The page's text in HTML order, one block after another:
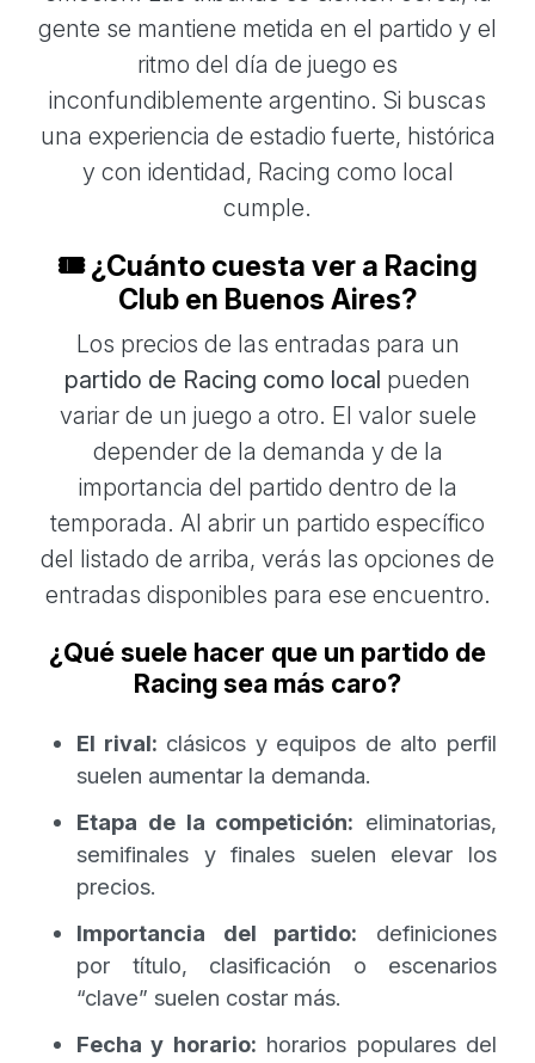
gente se mantiene metida en el partido y el
ritmo del día de juego es
inconfundiblemente argentino. Si buscas
una experiencia de estadio fuerte, histórica
y con identidad, Racing como local
cumple.
🎟️ ¿Cuánto cuesta ver a Racing
Club en Buenos Aires?
Los precios de las entradas para un
partido de Racing como local pueden
variar de un juego a otro. El valor suele
depender de la demanda y de la
importancia del partido dentro de la
temporada. Al abrir un partido específico
del listado de arriba, verás las opciones de
entradas disponibles para ese encuentro.
¿Qué suele hacer que un partido de
Racing sea más caro?
El rival: clásicos y equipos de alto perfil
suelen aumentar la demanda.
Etapa de la competición: eliminatorias,
semifinales y finales suelen elevar los
precios.
Importancia del partido: definiciones
por título, clasificación o escenarios
“clave” suelen costar más.
Fecha y horario: horarios populares del